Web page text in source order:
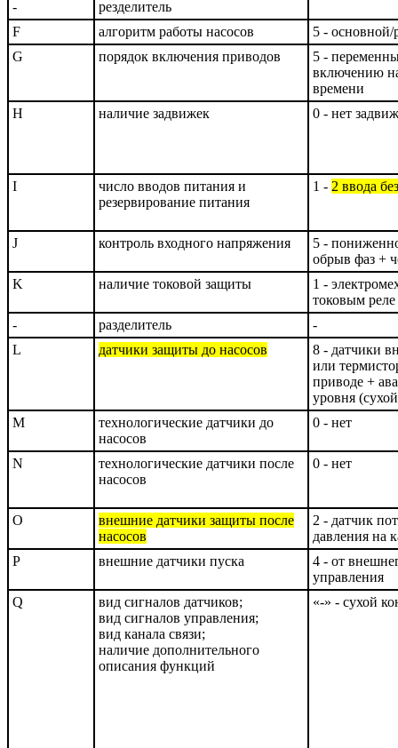
-
резделитель
F
алгоритм работы насосов
5 - основной/
G
порядок включения приводов
5 -
включению
времени
H
наличие задвижек 0 - нет
I
число вводов питания и
резервирование питания
1 - 2 ввода
J контроль входного напряжения
5 -
обрыв фаз +
K
наличие токовой защиты
1 -
токовым реле
-
разделитель
-
L
датчики защиты до насосов
8 - датчики
или
приводе +
уровня
M
технологические датчики до
насосов
0 - нет
N
технологические датчики после
насосов
0 - нет
O
внешние датчики защиты после
насосов
2 - датчик
давления на
P
внешние датчики пуска
4 - от
управления
Q
вид сигналов датчиков;
вид сигналов управления;
вид канала связи;
наличие дополнительного
описания функций
«-» - сухой